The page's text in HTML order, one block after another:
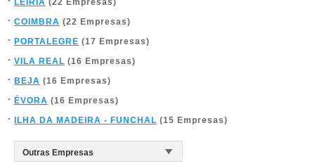
LEIRIA (22 Empresas)
COIMBRA (22 Empresas)
PORTALEGRE (17 Empresas)
VILA REAL (16 Empresas)
BEJA (16 Empresas)
ÉVORA (16 Empresas)
ILHA DA MADEIRA - FUNCHAL (15 Empresas)